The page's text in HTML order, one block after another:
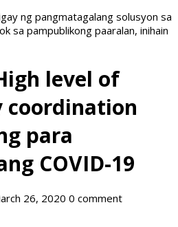
ng pangmatagalang solusyon sa
sa pampublikong paaralan, inihain
level of
coordination
para
COVID-19
26, 2020 0 comment